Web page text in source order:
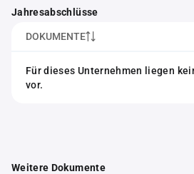
Jahresabschlüsse
DOKUMENTE
Für dieses Unternehmen liegen
vor.
Weitere Dokumente